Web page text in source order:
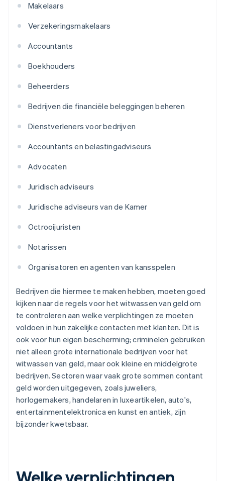
Makelaars
Verzekeringsmakelaars
Accountants
Boekhouders
Beheerders
Bedrijven die financiële beleggingen beheren
Dienstverleners voor bedrijven
Accountants en belastingadviseurs
Advocaten
Juridisch adviseurs
Juridische adviseurs van de Kamer
Octrooijuristen
Notarissen
Organisatoren en agenten van kansspelen
Bedrijven die hiermee te maken hebben, moeten goed
kijken naar de regels voor het witwassen van geld om
te controleren aan welke verplichtingen ze moeten
voldoen in hun zakelijke contacten met klanten. Dit is
ook voor hun eigen bescherming; criminelen gebruiken
niet alleen grote internationale bedrijven voor het
witwassen van geld, maar ook kleine en middelgrote
bedrijven. Sectoren waar vaak grote sommen contant
geld worden uitgegeven, zoals juweliers,
horlogemakers, handelaren in luxeartikelen, auto's,
entertainmentelektronica en kunst en antiek, zijn
bijzonder kwetsbaar.